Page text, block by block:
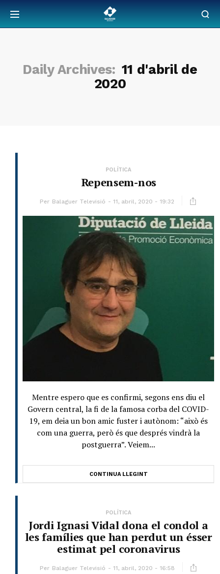
Daily Archives: 11 d'abril de
2020
POLÍTICA
Repensem-nos
Per Balaguer Televisió 11, abril, 2020 - 19:32
Mentre espero que es confirmi, segons ens diu el
Govern central, la fi de la famosa corba del COVID-
19, em deia un bon amic fuster i autònom: “això és
com una guerra, però és que després vindrà la
postguerra”. Veiem...
CONTINUA LLEGINT
POLÍTICA
Jordi Ignasi Vidal dona el condol a
les famílies que han perdut un ésser
estimat pel coronavirus
Per Balaguer Televisió 11, abril, 2020 - 16:58